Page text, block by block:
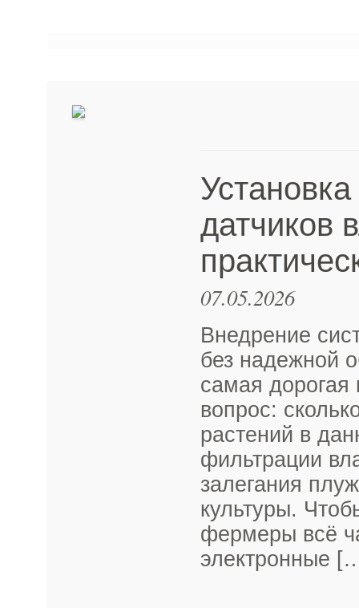
датчиков
07.05.2026
Внедрение
без надежной
самая дорогая
вопрос:
растений в
фильтрации
залегания
культуры.
фермеры всё
электронные